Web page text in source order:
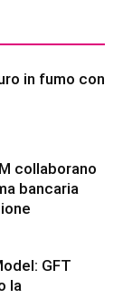
in fumo con
collaborano
bancaria
GFT
la